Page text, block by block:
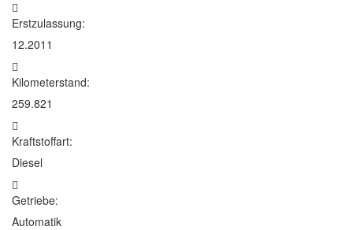
Erstzulassung:
12.2011
Kilometerstand:
259.821
Kraftstoffart:
Diesel
Getriebe:
Automatik